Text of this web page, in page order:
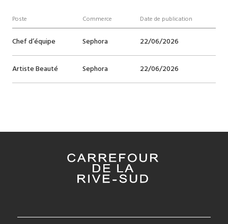
Poste Commerce Date de publication
Chef d’équipe Sephora 22/06/2026
Artiste Beauté Sephora 22/06/2026